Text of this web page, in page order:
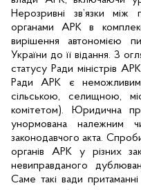
Нерозривні зв’язки між
органами АРК в
вирішення автономією
України до її відання. З
статусу Ради міністрів
Ради АРК є
сільською, селищною,
комітетом). Юридична
унормована
законодавчого акта.
органів АРК у різних
невиправданого
Саме такі вади